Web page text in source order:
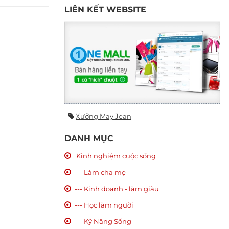
LIÊN KẾT WEBSITE
Xưởng May Jean
DANH MỤC
Kinh nghiệm cuộc sống
--- Làm cha mẹ
--- Kinh doanh - làm giàu
--- Học làm người
--- Kỹ Năng Sống